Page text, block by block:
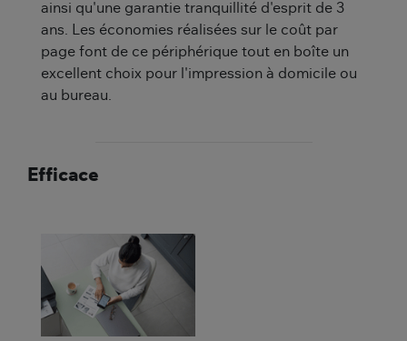
ainsi qu'une garantie tranquillité d'esprit de 3
ans. Les économies réalisées sur le coût par
page font de ce périphérique tout en boîte un
excellent choix pour l'impression à domicile ou
au bureau.
Efficace